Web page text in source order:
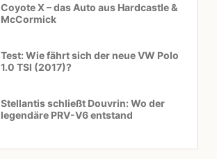
Coyote X – das Auto aus Hardcastle &
McCormick
Test: Wie fährt sich der neue VW Polo
1.0 TSI (2017)?
Stellantis schließt Douvrin: Wo der
legendäre PRV-V6 entstand